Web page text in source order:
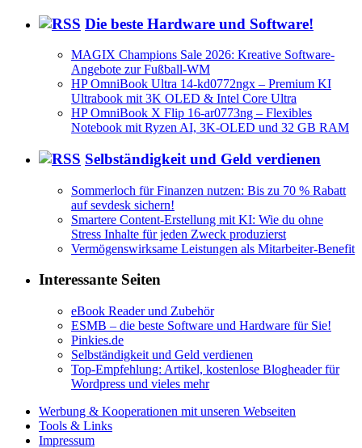
Die beste Hardware und Software!
MAGIX Champions Sale 2026: Kreative Software-
Angebote zur Fußball-WM
HP OmniBook Ultra 14-kd0772ngx – Premium KI
Ultrabook mit 3K OLED & Intel Core Ultra
HP OmniBook X Flip 16-ar0773ng – Flexibles
Notebook mit Ryzen AI, 3K-OLED und 32 GB RAM
Selbständigkeit und Geld verdienen
Sommerloch für Finanzen nutzen: Bis zu 70 % Rabatt
auf sevdesk sichern!
Smartere Content-Erstellung mit KI: Wie du ohne
Stress Inhalte für jeden Zweck produzierst
Vermögenswirksame Leistungen als Mitarbeiter-Benefit
Interessante Seiten
eBook Reader und Zubehör
ESMB – die beste Software und Hardware für Sie!
Pinkies.de
Selbständigkeit und Geld verdienen
Top-Empfehlung: Artikel, kostenlose Blogheader für
Wordpress und vieles mehr
Werbung & Kooperationen mit unseren Webseiten
Tools & Links
Impressum